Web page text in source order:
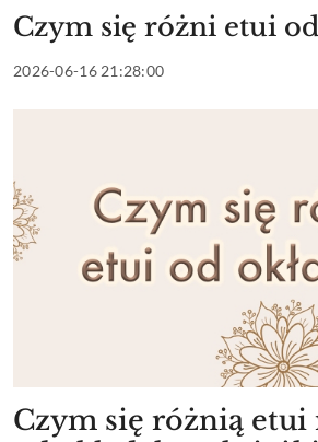
Czym się różni etui od
2026-06-16 21:28:00
Czym się różnią etui